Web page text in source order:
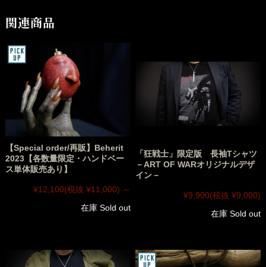
関連商品
【Special order/再販】Beherit
2023【各数量限定・ハンドベー
ス単体販売あり】
¥12,100(税抜 ¥11,000) ～
在庫 Sold out
「狂戦士」限定版 長袖Tシャツ
－ART OF WARオリジナルデザ
イン－
¥9,900(税抜 ¥9,000)
在庫 Sold out